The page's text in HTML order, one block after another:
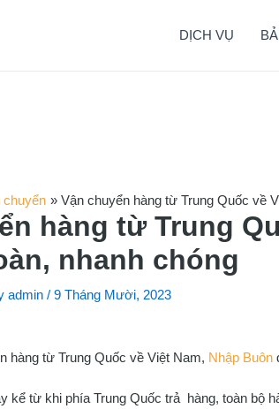
DỊCH VỤ
chuyển Vận chuyển hàng từ Trung Quốc về
hàng từ Trung
nhanh chóng
admin / 9 Tháng Mười, 2023
hàng từ Trung Quốc về Việt Nam, Nhập Buôn
từ khi phía Trung Quốc trả hàng, toàn bộ